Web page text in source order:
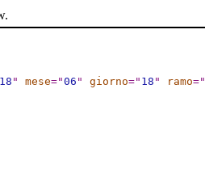
" mese="06 " giorno=" 18 " ramo="